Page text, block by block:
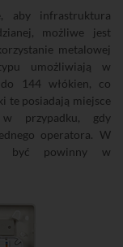
aby infrastruktura
możliwe jest
metalowej
umożliwiają w
144 włókien, co
te posiadają miejsce
przypadku, gdy
operatora. W
być powinny w